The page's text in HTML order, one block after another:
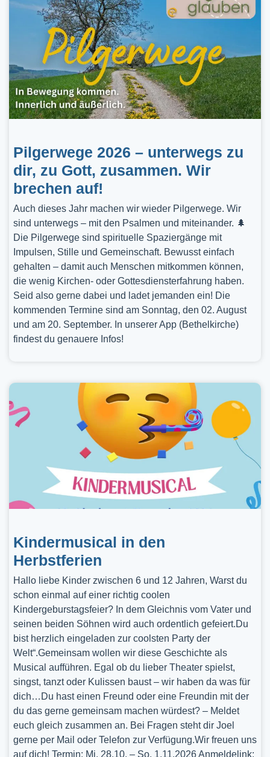
Pilgerwege 2026 – unterwegs zu
dir, zu Gott, zusammen. Wir
brechen auf!
Auch dieses Jahr machen wir wieder Pilgerwege. Wir
sind unterwegs – mit den Psalmen und miteinander. 🌲
Die Pilgerwege sind spirituelle Spaziergänge mit
Impulsen, Stille und Gemeinschaft. Bewusst einfach
gehalten – damit auch Menschen mitkommen können,
die wenig Kirchen- oder Gottesdiensterfahrung haben.
Seid also gerne dabei und ladet jemanden ein! Die
kommenden Termine sind am Sonntag, den 02. August
und am 20. September. In unserer App (Bethelkirche)
findest du genauere Infos!
Kindermusical in den
Herbstferien
Hallo liebe Kinder zwischen 6 und 12 Jahren, Warst du
schon einmal auf einer richtig coolen
Kindergeburstagsfeier? In dem Gleichnis vom Vater und
seinen beiden Söhnen wird auch ordentlich gefeiert.Du
bist herzlich eingeladen zur coolsten Party der
Welt“.Gemeinsam wollen wir diese Geschichte als
Musical aufführen. Egal ob du lieber Theater spielst,
singst, tanzt oder Kulissen baust – wir haben da was für
dich…Du hast einen Freund oder eine Freundin mit der
du das gerne gemeinsam machen würdest? – Meldet
euch gleich zusammen an. Bei Fragen steht dir Joel
gerne per Mail oder Telefon zur Verfügung.Wir freuen uns
auf dich! Termin: Mi, 28.10. – So, 1.11.2026 Anmeldelink: